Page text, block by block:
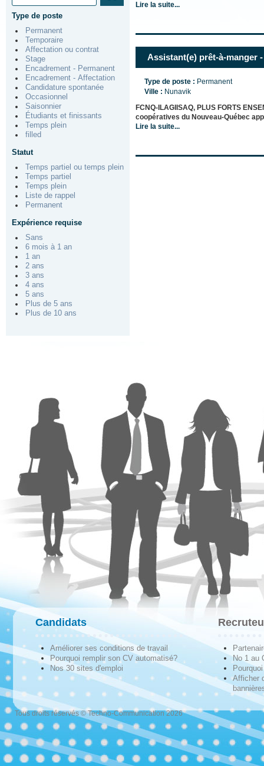
Type de poste
Permanent
Temporaire
Affectation ou contrat
Stage
Encadrement - Permanent
Encadrement - Affectation
Candidature spontanée
Occasionnel
Saisonnier
Étudiants et finissants
Temps plein
filled
Statut
Temps partiel ou temps plein
Temps partiel
Temps plein
Liste de rappel
Permanent
Expérience requise
Sans
6 mois à 1 an
1 an
2 ans
3 ans
4 ans
5 ans
Plus de 5 ans
Plus de 10 ans
Lire la suite...
Assistant(e) prêt-à-manger
Type de poste : Permanent
Ville : Nunavik
FCNQ-ILAGIISAQ, PLUS FORTS
coopératives du Nouveau-Québec
Lire la suite...
Candidats
Améliorer ses conditions de travail
Pourquoi remplir son CV automatisé?
Nos 30 sites d'emploi
No 1 au
Afficher
Tous droits réservés © Techno-Communication 2026